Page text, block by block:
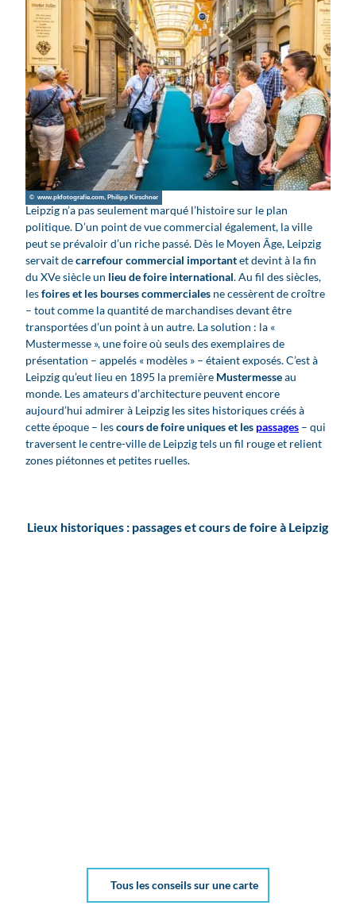
© www.pkfotografie.com, Philipp Kirschner
Leipzig n’a pas seulement marqué l’histoire sur le plan
politique. D’un point de vue commercial également, la ville
peut se prévaloir d’un riche passé. Dès le Moyen Âge, Leipzig
servait decarrefour commercial importantet devint à la fin
du XVe siècle un lieu de foire international. Au fil des siècles,
lesfoires et les bourses commerciales ne cessèrent de croître
– tout comme la quantité de marchandises devant être
transportées d’un point à un autre. La solution : la «
Mustermesse », une foire où seuls des exemplaires de
présentation – appelés « modèles » – étaient exposés. C’est à
Leipzig qu’eut lieu en 1895 la première Mustermesseau
monde. Les amateurs d’architecture peuvent encore
aujourd’hui admirer à Leipzig les sites historiques créés à
cette époque – lescours de foire uniques et les passages – qui
traversent le centre-ville de Leipzig tels un fil rouge et relient
zones piétonnes et petites ruelles.
Lieux historiques : passages et cours de foire à Leipzig
Tous les conseils sur une carte